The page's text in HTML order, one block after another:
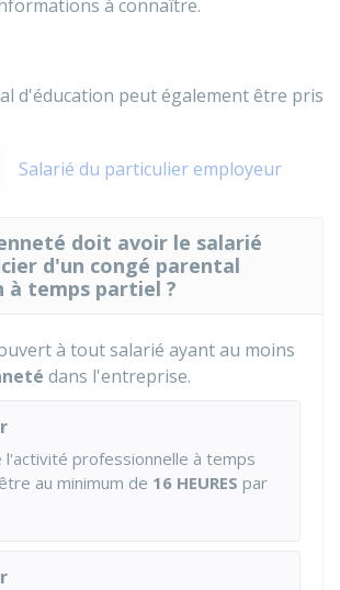
à connaître.
d'éducation peut également être pris
Salarié du particulier employeur
doit avoir le salarié
d'un congé parental
à temps partiel ?
à tout salarié ayant au moins
dans l'entreprise.
l'activité professionnelle à temps
au minimum de 16 HEURES par